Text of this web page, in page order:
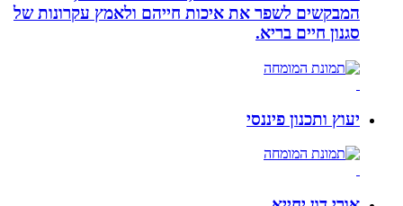
המבקשים לשפר את איכות חייהם ולאמץ עקרונות של
סגנון חיים בריא.
יעוץ ותכנון פיננסי